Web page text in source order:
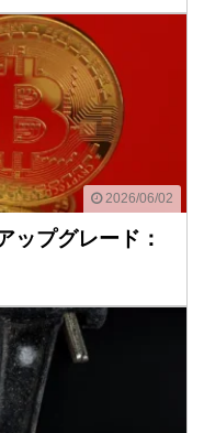
2026/06/02
ップグレード：